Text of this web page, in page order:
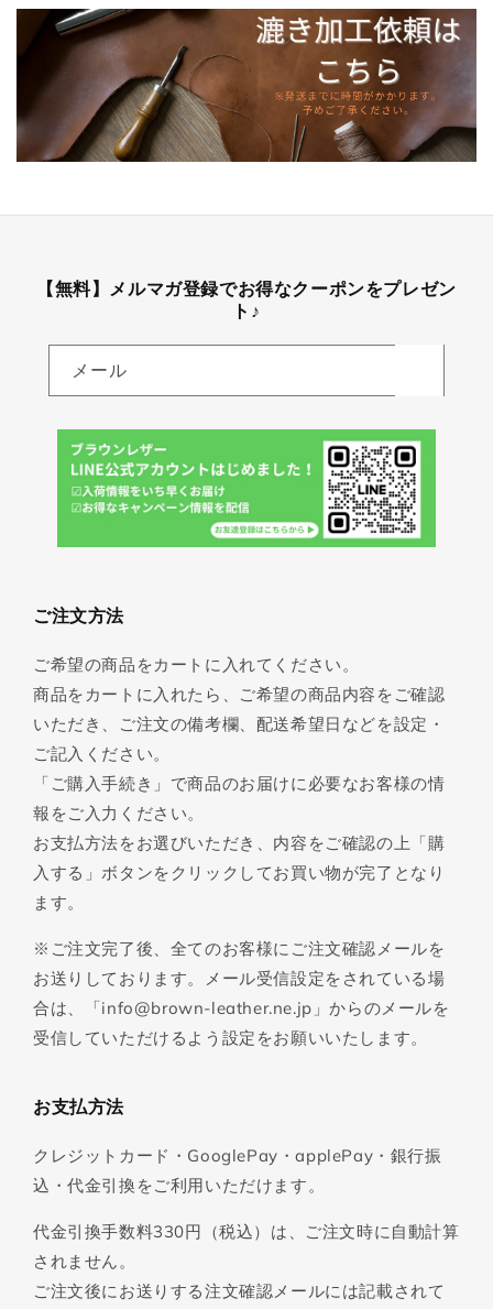
【無料】メルマガ登録でお得なクーポンをプレゼン
ト♪
メール
ご注文方法
ご希望の商品をカートに入れてください。
商品をカートに入れたら、ご希望の商品内容をご確認
いただき、ご注文の備考欄、配送希望日などを設定・
ご記入ください。
「ご購入手続き」で商品のお届けに必要なお客様の情
報をご入力ください。
お支払方法をお選びいただき、内容をご確認の上「購
入する」ボタンをクリックしてお買い物が完了となり
ます。
※ご注文完了後、全てのお客様にご注文確認メールを
お送りしております。メール受信設定をされている場
合は、「info@brown-leather.ne.jp」からのメールを
受信していただけるよう設定をお願いいたします。
お支払方法
クレジットカード・GooglePay・applePay・銀行振
込・代金引換をご利用いただけます。
代金引換手数料330円（税込）は、ご注文時に自動計算
されません。
ご注文後にお送りする注文確認メールには記載されて